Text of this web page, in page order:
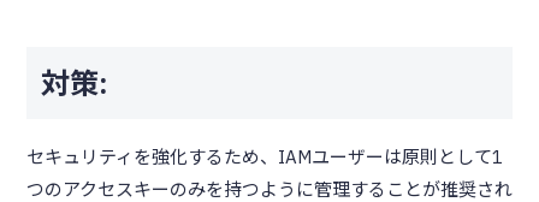
対策:
セキュリティを強化するため、IAMユーザーは原則として1
つのアクセスキーのみを持つように管理することが推奨され